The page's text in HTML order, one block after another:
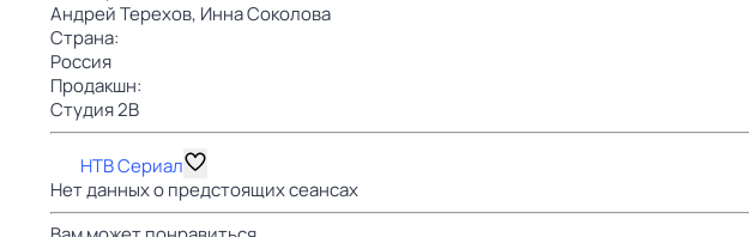
Андрей Терехов, Инна Соколова
Страна:
Россия
Продакшн:
Студия 2B
НТВ Сериал
Нет данных о предстоящих сеансах